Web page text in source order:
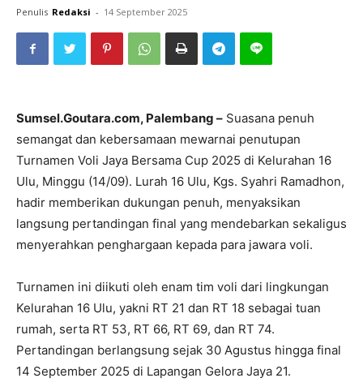
Penulis Redaksi - 14 September 2025
Sumsel.Goutara.com, Palembang – Suasana penuh
semangat dan kebersamaan mewarnai penutupan
Turnamen Voli Jaya Bersama Cup 2025 di Kelurahan 16
Ulu, Minggu (14/09). Lurah 16 Ulu, Kgs. Syahri Ramadhon,
hadir memberikan dukungan penuh, menyaksikan
langsung pertandingan final yang mendebarkan sekaligus
menyerahkan penghargaan kepada para jawara voli.
Turnamen ini diikuti oleh enam tim voli dari lingkungan
Kelurahan 16 Ulu, yakni RT 21 dan RT 18 sebagai tuan
rumah, serta RT 53, RT 66, RT 69, dan RT 74.
Pertandingan berlangsung sejak 30 Agustus hingga final
14 September 2025 di Lapangan Gelora Jaya 21.